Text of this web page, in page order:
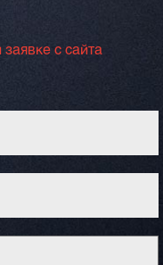
с сайта